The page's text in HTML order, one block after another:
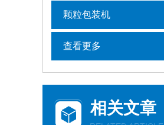
颗粒包装机
查看更多
相关文章